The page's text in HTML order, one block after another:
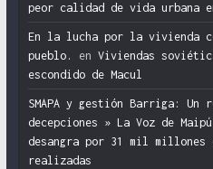
peor calidad de vida urbana
En la lucha por la vivienda
pueblo.
en Viviendas
escondido de Macul
SMAPA y gestión Barriga: Un
decepciones » La Voz de Maipú
desangra por 31 mil millones
realizadas